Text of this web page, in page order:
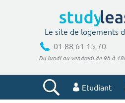
Le site de logements
01 88 61 15 70
Du lundi au vendredi de 9h à
Etudiant